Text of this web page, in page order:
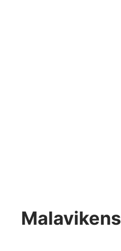
Malavikens